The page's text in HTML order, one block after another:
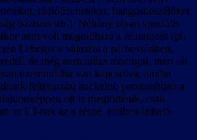
rádióüzeneteket, hangosbeszélőket
bázison stb.). Néhány olyan speciális
nem volt megoldható a feliratozás (pl.
Lebegyev válaszai a párbeszédben,
de még nem tudsz mozogni, mert ott
üzemmódba van kapcsolva, amibe
feliratozást hackelni; pontosabban a
ott is megtörténik, csak
az UI-nak az a része, amiben látható